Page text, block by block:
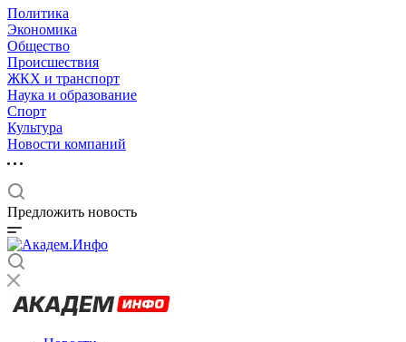
Политика
Экономика
Общество
Происшествия
ЖКХ и транспорт
Наука и образование
Спорт
Культура
Новости компаний
Предложить новость